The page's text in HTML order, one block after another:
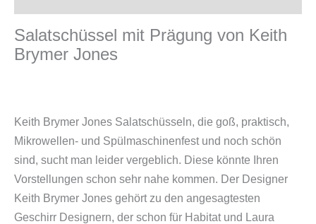
Salatschüssel mit Prägung von Keith
Brymer Jones
Keith Brymer Jones Salatschüsseln, die goß, praktisch,
Mikrowellen- und Spülmaschinenfest und noch schön
sind, sucht man leider vergeblich. Diese könnte Ihren
Vorstellungen schon sehr nahe kommen. Der Designer
Keith Brymer Jones gehört zu den angesagtesten
Geschirr Designern, der schon für Habitat und Laura